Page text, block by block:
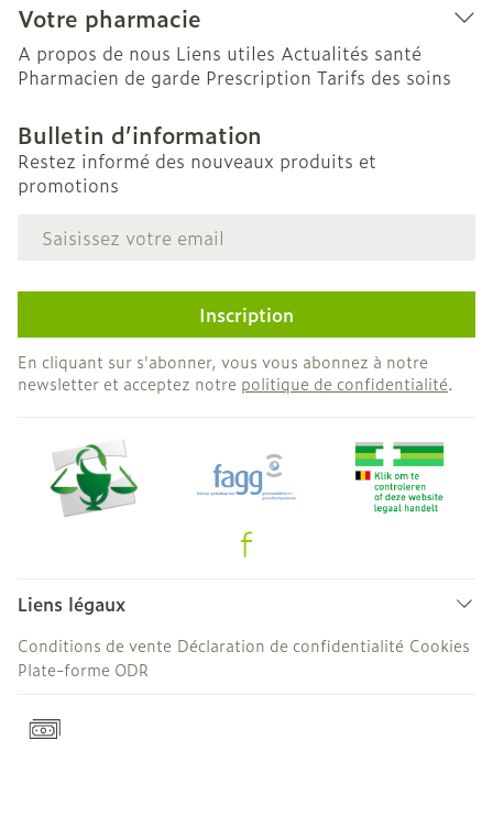
Votre pharmacie
A propos de nous Liens utiles Actualités santé
Pharmacien de garde Prescription Tarifs des soins
Bulletin d’information
Restez informé des nouveaux produits et
promotions
Adresse mail
Inscription
En cliquant sur s'abonner, vous vous abonnez à notre
newsletter et acceptez notre politique de confidentialité.
Liens légaux
Conditions de vente Déclaration de confidentialité Cookies
Plate-forme ODR